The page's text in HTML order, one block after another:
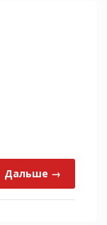
Дальше →